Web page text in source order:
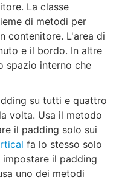
La classe
di metodi per
contenitore. L'area di
e il bordo. In altre
spazio interno che
su tutti e quattro
volta. Usa il metodo
il padding solo sui
fa lo stesso solo
il padding
uno dei metodi